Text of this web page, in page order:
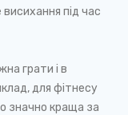
під час
грати і в
для фітнесу
значно краща за